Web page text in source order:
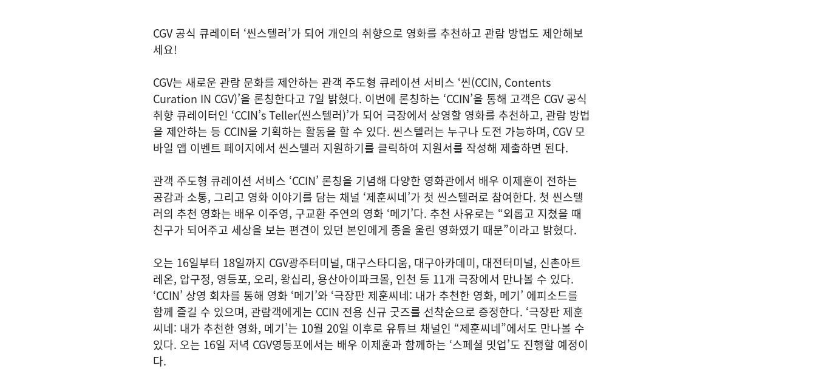
CGV 공식 큐레이터 ‘씬스텔러’가 되어 개인의 취향으로 영화를 추천하고 관람 방법도 제안해보
세요!
CGV는 새로운 관람 문화를 제안하는 관객 주도형 큐레이션 서비스 ‘씬(CCIN, Contents
Curation IN CGV)’을 론칭한다고 7일 밝혔다. 이번에 론칭하는 ‘CCIN’을 통해 고객은 CGV 공식
취향 큐레이터인 ‘CCIN’s Teller(씬스텔러)’가 되어 극장에서 상영할 영화를 추천하고, 관람 방법
을 제안하는 등 CCIN을 기획하는 활동을 할 수 있다. 씬스텔러는 누구나 도전 가능하며, CGV 모
바일 앱 이벤트 페이지에서 씬스텔러 지원하기를 클릭하여 지원서를 작성해 제출하면 된다.
관객 주도형 큐레이션 서비스 ‘CCIN’ 론칭을 기념해 다양한 영화관에서 배우 이제훈이 전하는
공감과 소통, 그리고 영화 이야기를 담는 채널 ‘제훈씨네’가 첫 씬스텔러로 참여한다. 첫 씬스텔
러의 추천 영화는 배우 이주영, 구교환 주연의 영화 ‘메기’다. 추천 사유로는 “외롭고 지쳤을 때
친구가 되어주고 세상을 보는 편견이 있던 본인에게 종을 울린 영화였기 때문”이라고 밝혔다.
오는 16일부터 18일까지 CGV광주터미널, 대구스타디움, 대구아카데미, 대전터미널, 신촌아트
레온, 압구정, 영등포, 오리, 왕십리, 용산아이파크몰, 인천 등 11개 극장에서 만나볼 수 있다.
‘CCIN’ 상영 회차를 통해 영화 ‘메기’와 ‘극장판 제훈씨네: 내가 추천한 영화, 메기’ 에피소드를
함께 즐길 수 있으며, 관람객에게는 CCIN 전용 신규 굿즈를 선착순으로 증정한다. ‘극장판 제훈
씨네: 내가 추천한 영화, 메기’는 10월 20일 이후로 유튜브 채널인 “제훈씨네”에서도 만나볼 수
있다. 오는 16일 저녁 CGV영등포에서는 배우 이제훈과 함께하는 ‘스페셜 밋업’도 진행할 예정이
다.